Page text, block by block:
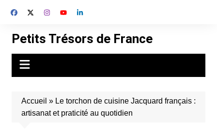
Petits Trésors de France
Accueil » Le torchon de cuisine Jacquard français :
artisanat et praticité au quotidien